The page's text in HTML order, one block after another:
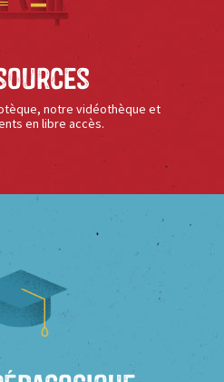
notre vidéothèque et
en libre accès.